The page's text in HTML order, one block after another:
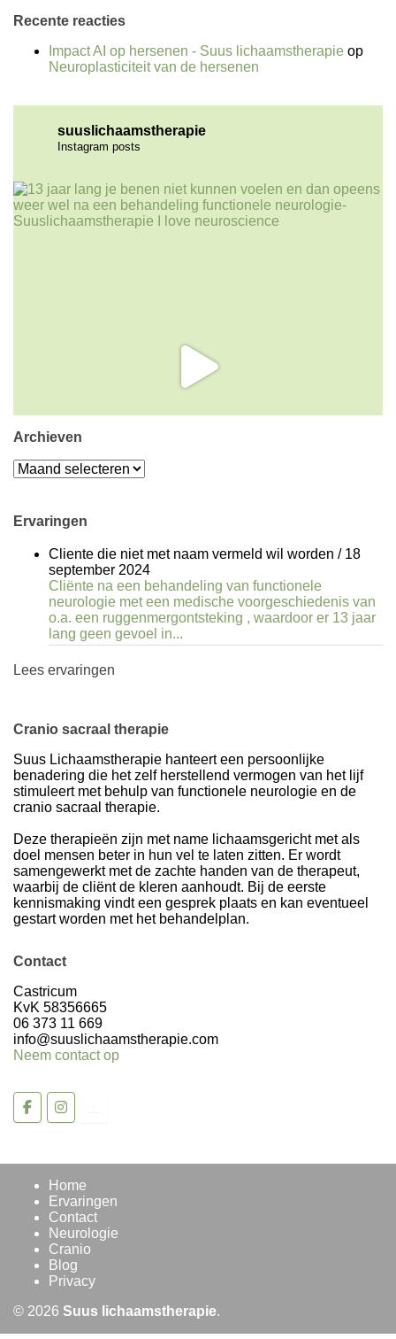
Recente reacties
Impact AI op hersenen - Suus lichaamstherapie op
Neuroplasticiteit van de hersenen
suuslichaamstherapie
Instagram posts
Archieven
Archieven
Ervaringen
Cliente die niet met naam vermeld wil worden / 18
september 2024
Cliënte na een behandeling van functionele
neurologie met een medische voorgeschiedenis van
o.a. een ruggenmergontsteking , waardoor er 13 jaar
lang geen gevoel in...
Lees ervaringen
Cranio sacraal therapie
Suus Lichaamstherapie hanteert een persoonlijke
benadering die het zelf herstellend vermogen van het lijf
stimuleert met behulp van functionele neurologie en de
cranio sacraal therapie.
Deze therapieën zijn met name lichaamsgericht met als
doel mensen beter in hun vel te laten zitten. Er wordt
samengewerkt met de zachte handen van de therapeut,
waarbij de cliënt de kleren aanhoudt. Bij de eerste
kennismaking vindt een gesprek plaats en kan eventueel
gestart worden met het behandelplan.
Contact
Castricum
KvK 58356665
06 373 11 669
info@suuslichaamstherapie.com
Neem contact op
Home
Ervaringen
Contact
Neurologie
Cranio
Blog
Privacy
© 2026 Suus lichaamstherapie.